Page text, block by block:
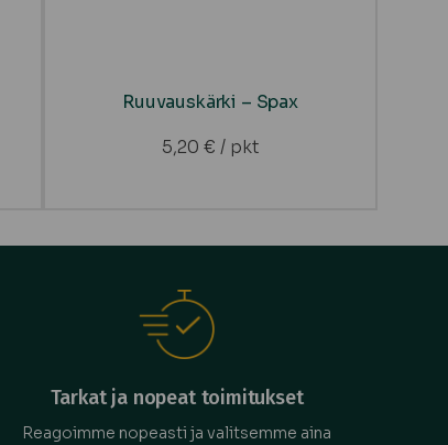
Ruuvauskärki – Spax
5,20 € / pkt
Tarkat ja nopeat toimitukset
Reagoimme nopeasti ja valitsemme aina